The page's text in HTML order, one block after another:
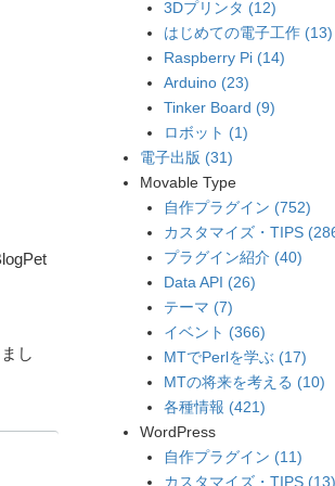
し
3Dプリンタ (12)
はじめての電子工作 (13)
Raspberry Pi (14)
Arduino (23)
Tinker Board (9)
ロボット (1)
電子出版 (31)
Movable Type
自作プラグイン (752)
カスタマイズ・TIPS
プラグイン紹介 (40)
Data API (26)
テーマ (7)
イベント (366)
MTでPerlを学ぶ (17)
MTの将来を考える (10)
各種情報 (421)
WordPress
自作プラグイン (11)
カスタマイズ・TIPS (13)